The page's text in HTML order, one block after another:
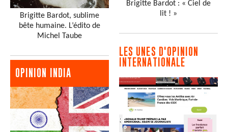
Brigitte Bardot, sublime
bête humaine. L’édito de
Michel Taube
OPINION INDIA
Brigitte Bardot : « Ciel de
lit ! »
LES UNES D'OPINION
INTERNATIONALE